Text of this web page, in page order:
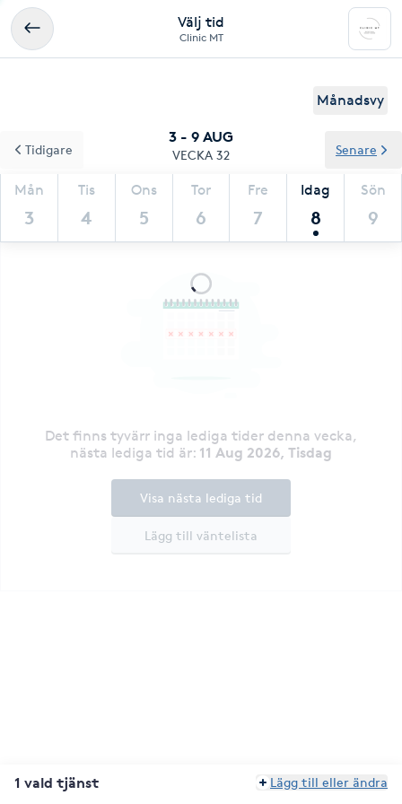
Välj tid
Clinic MT
Månadsvy
3 - 9 AUG
VECKA 32
Mån
3
Tis
4
Ons
5
Tor
6
Fre
7
Idag
8
Sön
9
Tidigare Senare
Det finns tyvärr inga lediga tider denna vecka,
nästa lediga tid är: 11 Aug 2026, Tisdag
Lägg till väntelista
Visa nästa lediga tid
1 vald tjänst Lägg till eller ändra